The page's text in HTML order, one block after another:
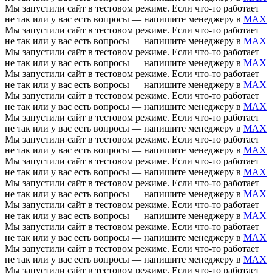
Мы запустили сайт в тестовом режиме. Если что-то работает
не так или у вас есть вопросы — напишите менеджеру в MAX
Мы запустили сайт в тестовом режиме. Если что-то работает
не так или у вас есть вопросы — напишите менеджеру в MAX
Мы запустили сайт в тестовом режиме. Если что-то работает
не так или у вас есть вопросы — напишите менеджеру в MAX
Мы запустили сайт в тестовом режиме. Если что-то работает
не так или у вас есть вопросы — напишите менеджеру в MAX
Мы запустили сайт в тестовом режиме. Если что-то работает
не так или у вас есть вопросы — напишите менеджеру в MAX
Мы запустили сайт в тестовом режиме. Если что-то работает
не так или у вас есть вопросы — напишите менеджеру в MAX
Мы запустили сайт в тестовом режиме. Если что-то работает
не так или у вас есть вопросы — напишите менеджеру в MAX
Мы запустили сайт в тестовом режиме. Если что-то работает
не так или у вас есть вопросы — напишите менеджеру в MAX
Мы запустили сайт в тестовом режиме. Если что-то работает
не так или у вас есть вопросы — напишите менеджеру в MAX
Мы запустили сайт в тестовом режиме. Если что-то работает
не так или у вас есть вопросы — напишите менеджеру в MAX
Мы запустили сайт в тестовом режиме. Если что-то работает
не так или у вас есть вопросы — напишите менеджеру в MAX
Мы запустили сайт в тестовом режиме. Если что-то работает
не так или у вас есть вопросы — напишите менеджеру в MAX
Мы запустили сайт в тестовом режиме. Если что-то работает